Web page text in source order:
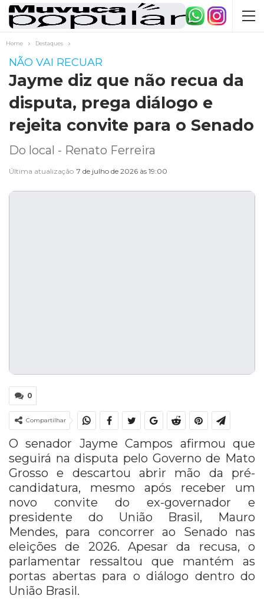
Home Destaques
NÃO VAI RECUAR
Jayme diz que não recua da
disputa, prega diálogo e
rejeita convite para o Senado
Do local - Renato Ferreira
Última atualização 7 de julho de 2026 às 19:00
0
Compartilhar
O senador Jayme Campos afirmou que
seguirá na disputa pelo Governo de Mato
Grosso e descartou abrir mão da pré-
candidatura, mesmo após receber um
novo convite do ex-governador e
presidente do União Brasil, Mauro
Mendes, para concorrer ao Senado nas
eleições de 2026. Apesar da recusa, o
parlamentar ressaltou que mantém as
portas abertas para o diálogo dentro do
União Brasil.